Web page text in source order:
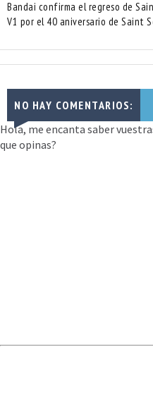
Bandai confirma el regreso de
V1 por el 40 aniversario de Saint
NO HAY COMENTARIOS:
Hola, me encanta saber
que opinas?